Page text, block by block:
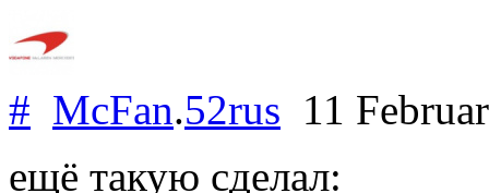
# McFan.52rus 11
ещё такую сделал: